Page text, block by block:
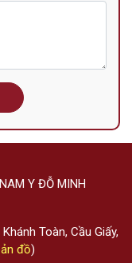
Y ĐỖ MINH
Toàn, Cầu Giấy,
đồ)